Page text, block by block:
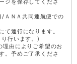
ジを保存してくださ
ＡＮＡ共同運航便での
て運行になります。
行います。)
由によりご希望のお
。予めご了承くださ